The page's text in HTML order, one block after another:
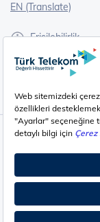
EN (Translate)
Erişilebilirlik
İşaret Dili
Çerez Ayarları